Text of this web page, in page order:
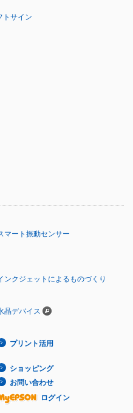
トサイン
マート振動センサー
ンクジェットによるものづくり
晶デバイス
プリント活用
ショッピング
お問い合わせ
ログイン